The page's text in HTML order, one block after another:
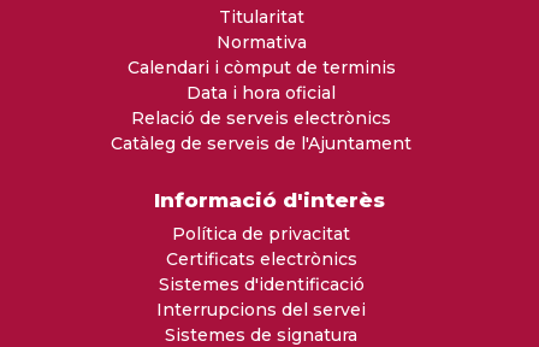
Titularitat
Normativa
Calendari i còmput de terminis
Data i hora oficial
Relació de serveis electrònics
Catàleg de serveis de l'Ajuntament
Informació d'interès
Política de privacitat
Certificats electrònics
Sistemes d'identificació
Interrupcions del servei
Sistemes de signatura